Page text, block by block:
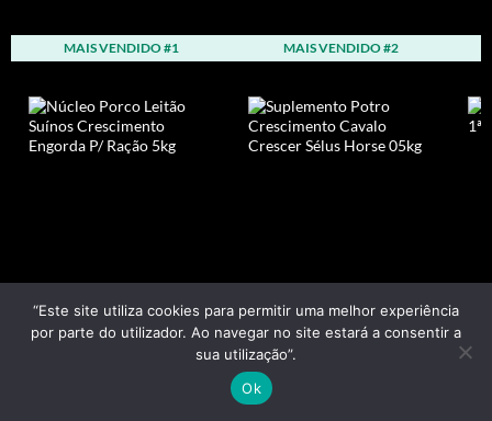
MAIS VENDIDO #1
Núcleo Porco Leitão
MAIS VENDIDO #2
Suplemento Potro
Crescimento Cavalo
Crescer Sélus Horse
“Este site utiliza cookies para permitir uma melhor experiência
por parte do utilizador. Ao navegar no site estará a consentir a
sua utilização”.
Ok